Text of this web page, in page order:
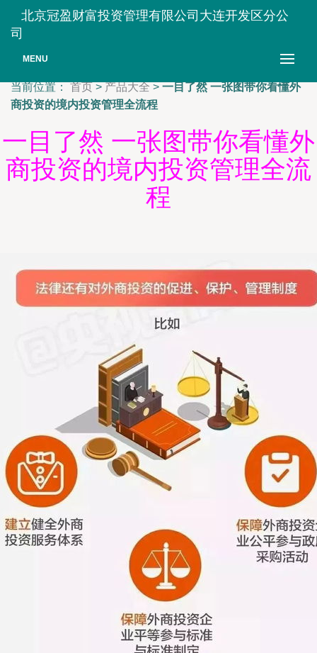
北京冠盈财富投资管理有限公司大连开发区分公
司
MENU
当前位置： 首页 > 产品大全 > 一目了然 一张图带你看懂外
商投资的境内投资管理全流程
一目了然 一张图带你看懂外
商投资的境内投资管理全流
程